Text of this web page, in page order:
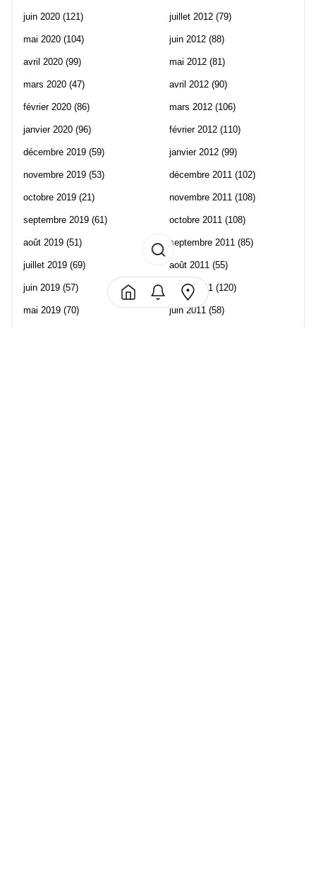
juin 2020 (121)
mai 2020 (104)
avril 2020 (99)
mars 2020 (47)
février 2020 (86)
janvier 2020 (96)
décembre 2019 (59)
novembre 2019 (53)
octobre 2019 (21)
septembre 2019 (61)
août 2019 (51)
juillet 2019 (69)
juin 2019 (57)
mai 2019 (70)
juillet 2012 (79)
juin 2012 (88)
mai 2012 (81)
avril 2012 (90)
mars 2012 (106)
février 2012 (110)
janvier 2012 (99)
décembre 2011 (102)
novembre 2011 (108)
octobre 2011 (108)
septembre 2011 (85)
août 2011 (55)
juillet 2011 (120)
juin 2011 (58)